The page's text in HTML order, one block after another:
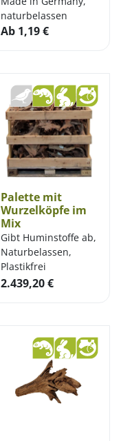
naturbelassen
Ab 1,19€
Palette mit
Wurzelköpfe im
Mix
Gibt Huminstoffe ab,
Naturbelassen,
Plastikfrei
2.439,20€